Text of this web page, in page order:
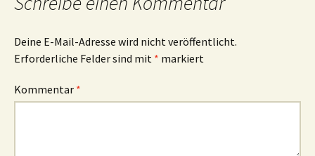
Deine E-Mail-Adresse wird nicht veröffentlicht.
Erforderliche Felder sind mit * markiert
Kommentar *